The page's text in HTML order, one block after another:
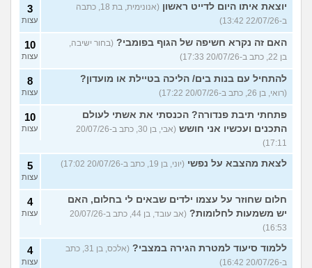
יוצאת איתו היום לדייט ראשון
(אנונימית, בת 18, כתבה
ב-22/07/26 13:42)
3
עצות
האם זה נקרא חשיפה של הגוף בפומבי? (בחור ישיבה,
בן 22, כתב ב-20/07/26 17:33)
10
עצות
להתחיל עם בנות בים/ הליכה בטיילת או מועדון?
(רואי, בן 26, כתב ב-20/07/26 17:22)
8
עצות
פתחתי תיבת פנדורה? הכנסתי את אשתי לעולם
התכנים ועכשיו אני חושש
(אבי, בן 30, כתב ב-20/07/26
17:11)
10
עצות
לצאת מהצבא על נפשי (יוני, בן 19, כתב ב-20/07/26 17:02) 5
עצות
חלום שחוזר על עצמו ילדים שבאים לי בחלום, האם
יש משמעות לחלומות?
(אב עובד, בן 44, כתב ב-20/07/26
16:53)
4
עצות
ללמוד סיעוד למטרת הגירה במצבי?
(אלכס, בן 31, כתב
ב-20/07/26 16:42)
4
עצות